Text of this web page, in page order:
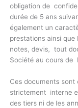
obligation de
durée de 5 ans
également un
prestations ainsi
notes, devis, tout
Société au cours de
Ces documents sont
strictement interne
des tiers ni de les